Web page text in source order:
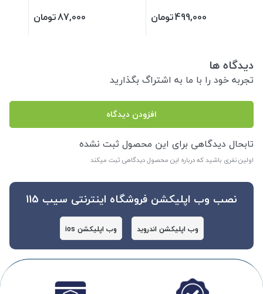
499,000تومان 87,000تومان
دیدگاه ها
تجربه خود را با ما به اشتراگ بگذارید
افزودن دیدگاه
تابحال دیدگاهی برای این محصول ثبت نشده
اولین نفری باشید که درباره این محصول دیدگاهی ثبت میکند
نصب وب اپلیکشن فروشگاه اینترنتی سیب 115
وب اپلیکشن اندروید وب اپلیکشن ios